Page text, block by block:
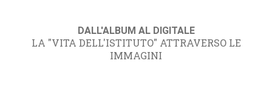
DALL'ALBUM AL DIGITALE
LA "VITA DELL'ISTITUTO" ATTRAVERSO LE
IMMAGINI